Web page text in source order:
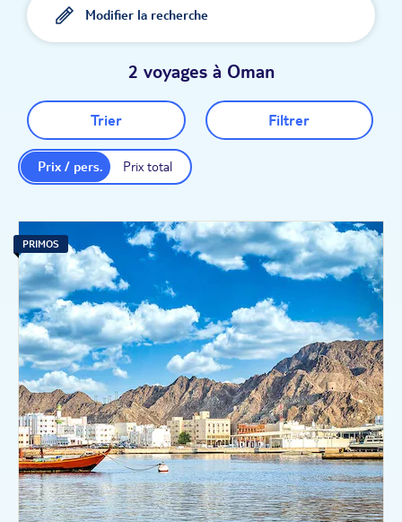
Modifier la recherche
2 voyages à Oman
Trier Filtrer
Prix total
Prix / pers.
PRIMOS